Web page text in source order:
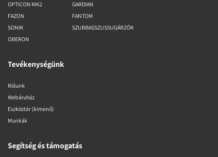
OPTICON MK2
FAZON
SONIK
OBERON
GARDIAN
FANTOM
SZUBBASSZUSSUGÁRZÓK
Tevékenységünk
Rólunk
Webáruház
Eszköztár (kimenő)
Munkák
Segítség és támogatás